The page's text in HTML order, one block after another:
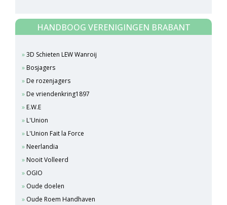
HANDBOOG VERENIGINGEN BRABANT
3D Schieten LEW Wanroij
Bosjagers
De rozenjagers
De vriendenkring1897
E.W.E
L'Union
L'Union Fait la Force
Neerlandia
Nooit Volleerd
OGIO
Oude doelen
Oude Roem Handhaven